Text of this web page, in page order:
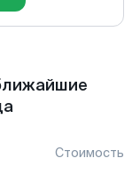
Стоимость